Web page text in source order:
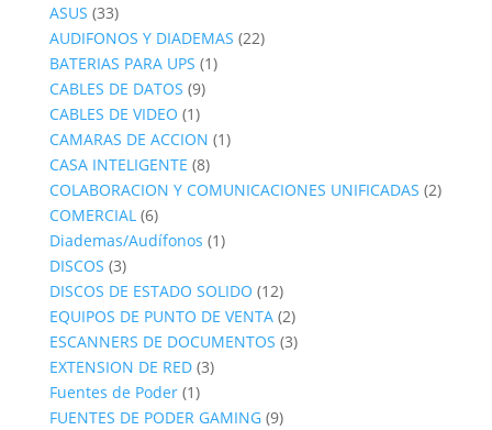
ASUS 3333
productos
AUDIFONOS Y DIADEMAS 2222
BATERIAS PARA UPS 11
CABLES DE DATOS 99
productos
CABLES DE VIDEO 11
producto
CAMARAS DE ACCION 11
CASA INTELIGENTE 88
productos
COLABORACION Y COMUNICACIONES UNIFICADAS 22
COMERCIAL 66
productos
Diademas/Audífonos 11
DISCOS 33
productos
DISCOS DE ESTADO SOLIDO 1212
productos
EQUIPOS DE PUNTO DE VENTA 22
productos
ESCANNERS DE DOCUMENTOS 33
EXTENSION DE RED 33
Fuentes de Poder 11
producto
FUENTES DE PODER GAMING 99